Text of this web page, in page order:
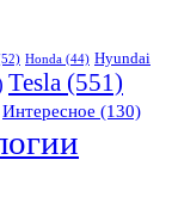
Honda (44) Hyundai
Tesla (551)
Интересное (130)